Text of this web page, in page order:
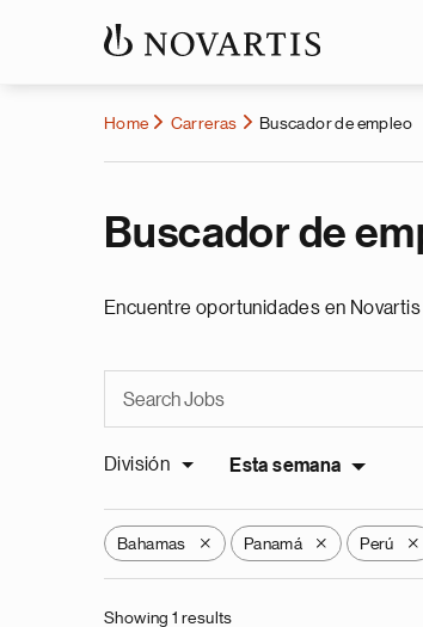
Home Carreras Buscador de empleo
Buscador de
Encuentre oportunidades en
División Esta semana
Bahamas X Panamá X Perú X
Showing 1 results